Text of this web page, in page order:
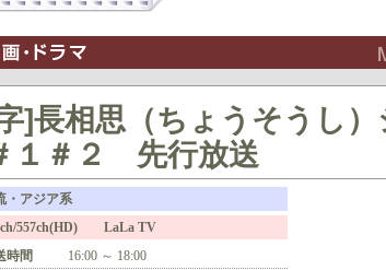
]長相思（ちょうそうし
１＃２ 先行放送
・アジア系
557ch(HD) LaLa TV
時間
16:00 ～ 18:00